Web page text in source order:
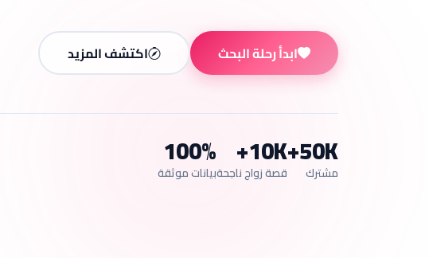
ابدأ رحلة البحث اكتشف المزيد
50K+
مشترك
10K+
قصة زواج ناجحة
100%
بيانات موثقة